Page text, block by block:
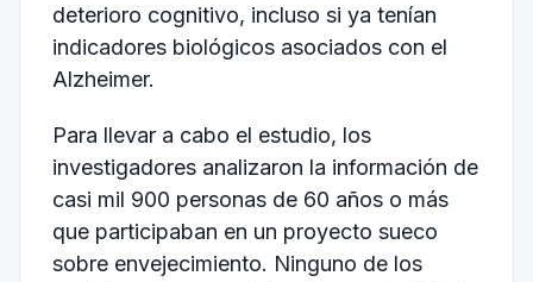
deterioro cognitivo, incluso si ya tenían
indicadores biológicos asociados con el
Alzheimer.
Para llevar a cabo el estudio, los
investigadores analizaron la información de
casi mil 900 personas de 60 años o más
que participaban en un proyecto sueco
sobre envejecimiento. Ninguno de los